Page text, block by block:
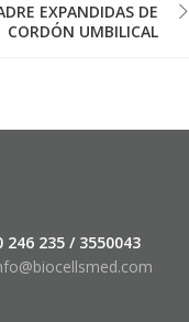
EXPANDIDAS DE
CORDÓN UMBILICAL
246 235 / 3550043